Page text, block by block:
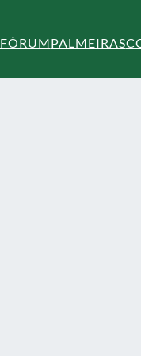
FÓRUMPALMEIRAS